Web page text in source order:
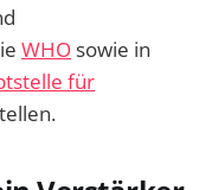
WHOsowie in
für